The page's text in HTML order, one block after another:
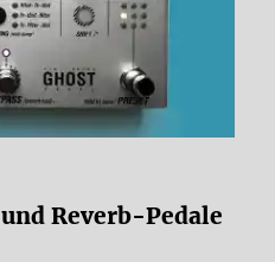
Reverb-Pedale